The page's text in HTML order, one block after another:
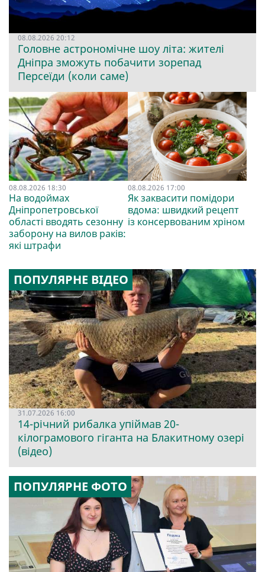
08.08.2026 20:12
Головне астрономічне шоу літа: жителі
Дніпра зможуть побачити зорепад
Персеїди (коли саме)
08.08.2026 18:30
На водоймах
Дніпропетровської
області вводять сезонну
заборону на вилов раків:
які штрафи
08.08.2026 17:00
Як заквасити помідори
вдома: швидкий рецепт
із консервованим хріном
ПОПУЛЯРНЕ ВІДЕО
31.07.2026 16:00
14-річний рибалка упіймав 20-
кілограмового гіганта на Блакитному озері
(відео)
ПОПУЛЯРНЕ ФОТО